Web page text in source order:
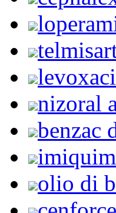
nizoral
benzac
olio di